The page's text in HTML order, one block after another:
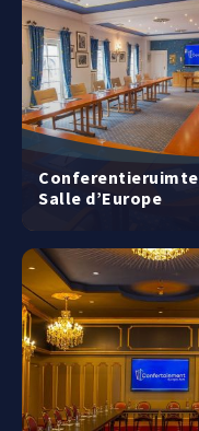
Conferentieruimte
Salle d’Europe